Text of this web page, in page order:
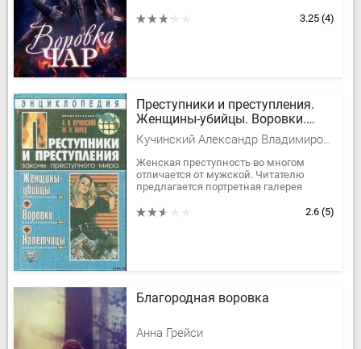
отправляет в путешествие. Или замуж.
3.25 (4)
Преступники и преступления.
Женщины-убийцы. Воровки.
Налетчицы
Кучинский Александр Владимирович, Корец Марина Александровна
Женская преступность во многом
отличается от мужской. Читателю
предлагается портретная галерея
насильниц, шпионок, палачей,
2.6 (5)
Благородная воровка
Анна Грейси